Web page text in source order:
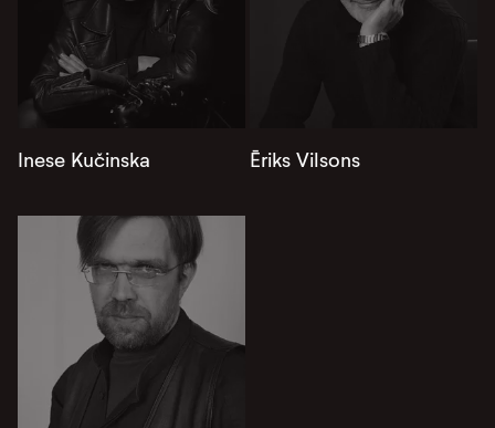
Inese Kučinska Ēriks Vilsons